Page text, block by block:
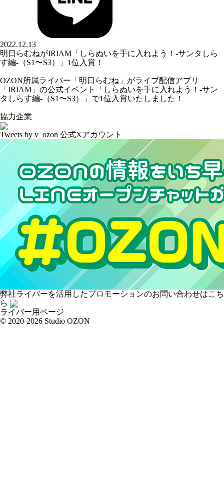
2022.12.13
明日らむねがIRIAM「しらぬいを手に入れよう！-サンタしら
す編-（S1〜S3）」1位入賞！
OZON所属ライバー「 明日らむね 」がライブ配信アプリ
「IRIAM」の公式イベント「しらぬいを手に入れよう！-サン
タしらす編-（S1〜S3）」で1位入賞いたしました！
協力企業
Tweets by v_ozon 公式Xアカウント
弊社ライバーを活用したプロモーションのお問い合わせはこち
ら
ライバー用ページ
© 2020-2026 Studio OZON